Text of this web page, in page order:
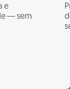
e
— sem